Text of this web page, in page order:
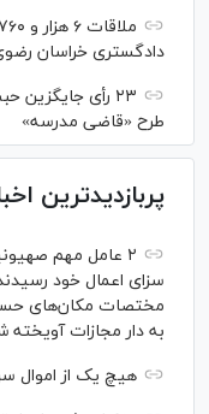
دادگستری خراسان
۲۳ رأی
طرح «قاضی مدرسه»
پربازدیدترین
سزای اعمال خود
مختصات مکان‌های
به دار مجازات آویخته
هیچ یک از اموال